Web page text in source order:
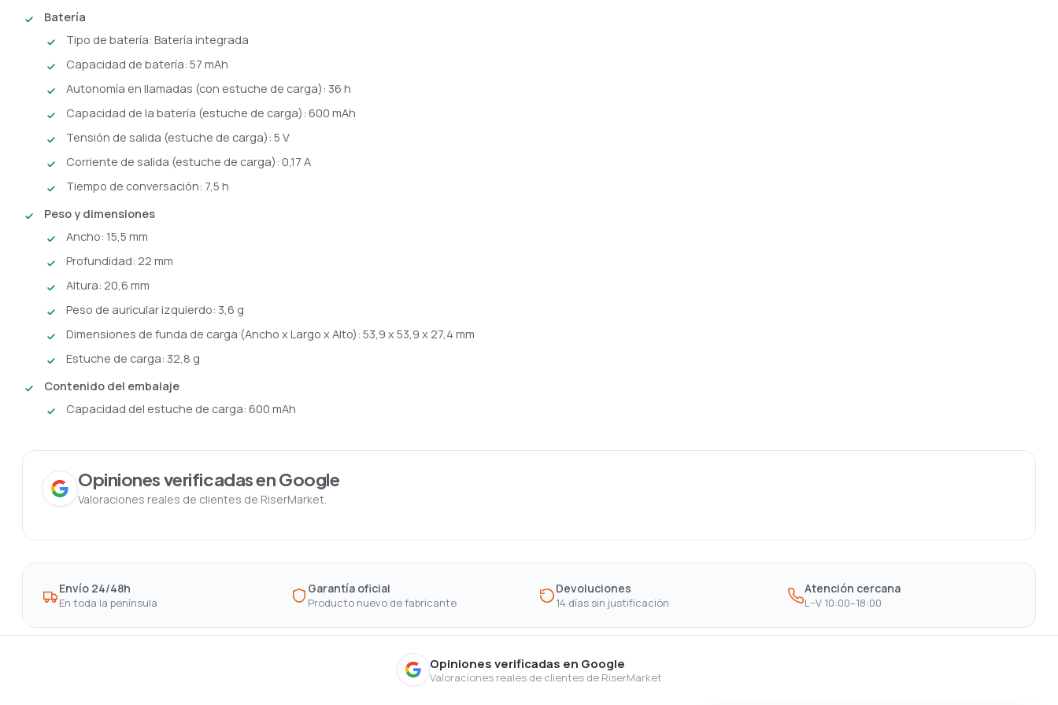
Batería
Tipo de batería: Batería integrada
Capacidad de batería: 57 mAh
Autonomía en llamadas (con estuche de carga): 36 h
Capacidad de la batería (estuche de carga): 600 mAh
Tensión de salida (estuche de carga): 5 V
Corriente de salida (estuche de carga): 0,17 A
Tiempo de conversación: 7,5 h
Peso y dimensiones
Ancho: 15,5 mm
Profundidad: 22 mm
Altura: 20,6 mm
Peso de auricular izquierdo: 3,6 g
Dimensiones de funda de carga (Ancho x Largo x Alto): 53,9 x 53,9 x 27,4 mm
Estuche de carga: 32,8 g
Contenido del embalaje
Capacidad del estuche de carga: 600 mAh
Opiniones verificadas en Google
Valoraciones reales de clientes de RiserMarket.
Envío 24/48h
En toda la península
Garantía oficial
Producto nuevo de fabricante
Devoluciones
14 días sin justificación
Atención cercana
L–V 10:00–18:00
Opiniones verificadas en Google
Valoraciones reales de clientes de RiserMarket